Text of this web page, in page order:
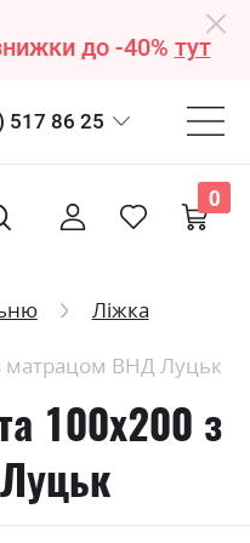
до -40% тут
517 86 25
0
Ліжка
матрацом ВНД Луцьк
100х200 з